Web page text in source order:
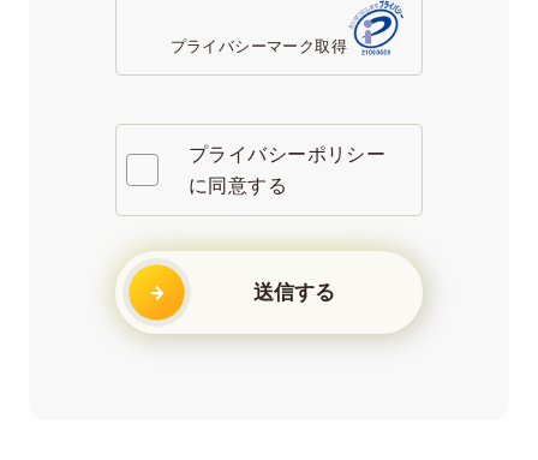
プライバシーマーク取得
プライバシーポリシー
に同意する